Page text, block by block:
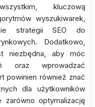
kluczową
wyszukiwarek,
strategii SEO do
Dodatkowo,
niezbędna, aby móc
oraz wprowadzać
powinien również znać
dla użytkowników
optymalizację